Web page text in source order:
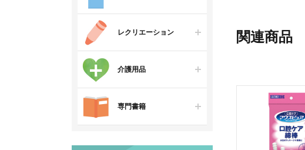
レクリエーション
介護用品
専門書籍
関連商品